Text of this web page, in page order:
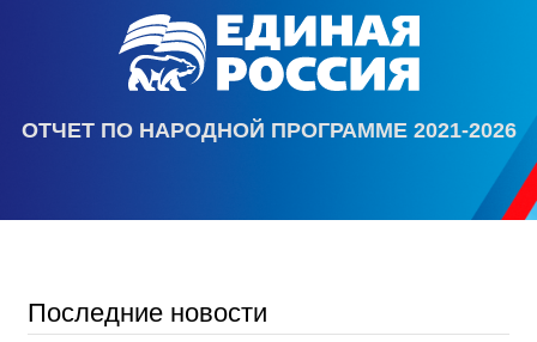
ОТЧЕТ ПО НАРОДНОЙ ПРОГРАММЕ 2021-2026
Последние новости